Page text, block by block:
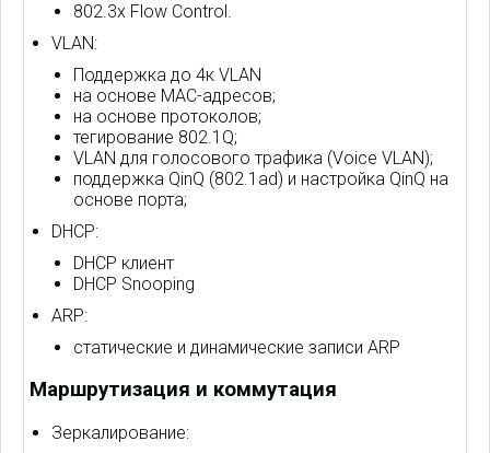
802.3x Flow Control.
VLAN:
Поддержка до 4к VLAN
на основе MAC-адресов;
на основе протоколов;
тегирование 802.1Q;
VLAN для голосового трафика (Voice VLAN);
поддержка QinQ (802.1ad) и настройка QinQ на
основе порта;
DHCP:
DHCP клиент
DHCP Snooping
ARP:
статические и динамические записи ARP
Маршрутизация и коммутация
Зеркалирование: